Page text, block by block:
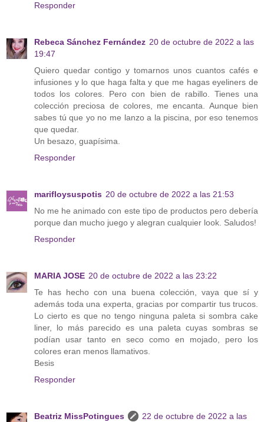
Responder
Rebeca Sánchez Fernández 20 de octubre de 2022 a las
19:47
Quiero quedar contigo y tomarnos unos cuantos cafés e
infusiones y lo que haga falta y que me hagas eyeliners de
todos los colores. Pero con bien de rabillo. Tienes una
colección preciosa de colores, me encanta. Aunque bien
sabes tú que yo no me lanzo a la piscina, por eso tenemos
que quedar.
Un besazo, guapísima.
Responder
marifloysuspotis 20 de octubre de 2022 a las 21:53
No me he animado con este tipo de productos pero debería
porque dan mucho juego y alegran cualquier look. Saludos!
Responder
MARIA JOSE 20 de octubre de 2022 a las 23:22
Te has hecho con una buena colección, vaya que sí y
además toda una experta, gracias por compartir tus trucos.
Lo cierto es que no tengo ninguna paleta si sombra cake
liner, lo más parecido es una paleta cuyas sombras se
podían usar tanto en seco como en mojado, pero los
colores eran menos llamativos.
Besis
Responder
Beatriz MissPotingues
22 de octubre de 2022 a las